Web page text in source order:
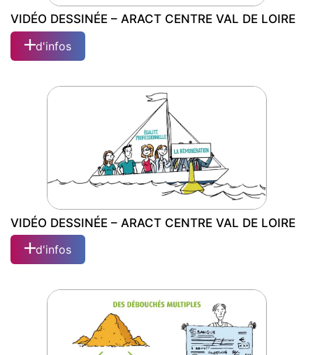
VIDÉO DESSINÉE – ARACT CENTRE VAL
VIDÉO DESSINÉE – ARACT CENTRE VAL DE LOIRE
d'infos
VIDÉO DESSINÉE – ARACT CENTRE VAL
VIDÉO DESSINÉE – ARACT CENTRE VAL DE LOIRE
d'infos